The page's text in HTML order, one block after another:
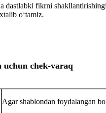
dastlabki fikrni
oʻtamiz.
uchun chek-varaq
Agar shablondan foydalangan